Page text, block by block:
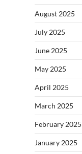
August 2025
July 2025
June 2025
May 2025
April 2025
March 2025
February 2025
January 2025